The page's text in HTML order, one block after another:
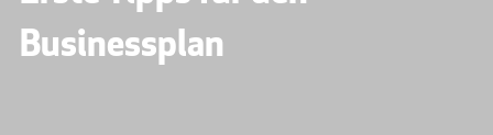
Businessplan